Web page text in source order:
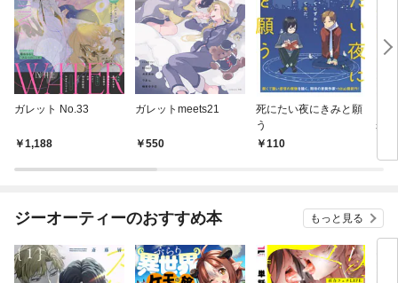
ガレット No.33
1,188
ガレットmeets21
550
死にたい夜にきみと願
う
110
歩
ジーオーティーのおすすめ本 もっと見る